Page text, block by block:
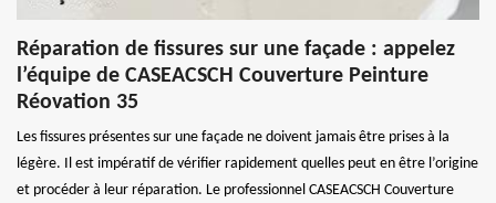
Réparation de fissures sur une façade : appelez
l’équipe de CASEACSCH Couverture Peinture
Réovation 35
Les fissures présentes sur une façade ne doivent jamais être prises à la
légère. Il est impératif de vérifier rapidement quelles peut en être l’origine
et procéder à leur réparation. Le professionnel CASEACSCH Couverture